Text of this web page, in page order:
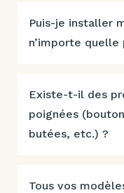
Puis-je installer
n’importe quelle
Existe-t-il des
poignées
butées, etc.) ?
Tous vos